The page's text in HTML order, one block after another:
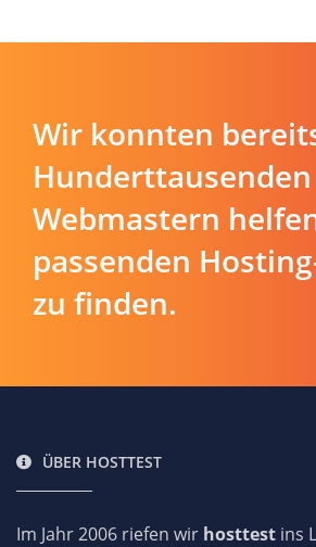
Wir konnten
Hunderttausenden
Webmastern
passenden
zu finden.
ÜBER HOSTTEST
Im Jahr 2006 riefen wir hosttest ins